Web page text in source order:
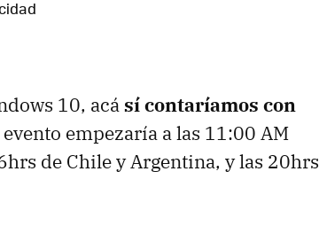
10, acásí contaríamos con
evento empezaría a las 11:00 AM
de Chile y Argentina, y las 20hrs